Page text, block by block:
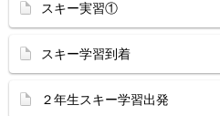
スキー実習①
スキー学習到着
２年生スキー学習出発